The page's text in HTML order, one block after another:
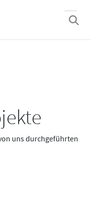
uns durchgeführten